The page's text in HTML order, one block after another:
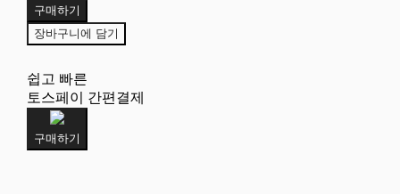
구매하기
장바구니에 담기
쉽고 빠른
토스페이 간편결제
구매하기